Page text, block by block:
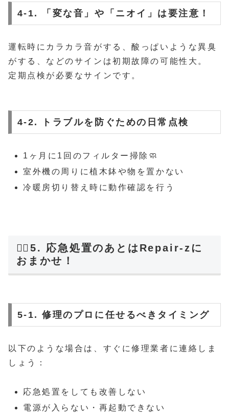
4-1. 「変な音」や「ニオイ」は要注意！
運転時にカラカラ音がする、酸っぱいような異臭
がする、などのサインは初期故障の可能性大。
定期点検が必要なサインです。
4-2. トラブルを防ぐための日常点検
1ヶ月に1回のフィルター掃除🧼
室外機の周りに植木鉢や物を置かない
冷暖房切り替え時に動作確認を行う
🏃‍♂️5. 応急処置のあとはRepair-zに
おまかせ！
5-1. 修理のプロに任せるべきタイミング
以下のような場合は、すぐに修理業者に連絡しま
しょう：
応急処置をしても改善しない
電源が入らない・再起動できない